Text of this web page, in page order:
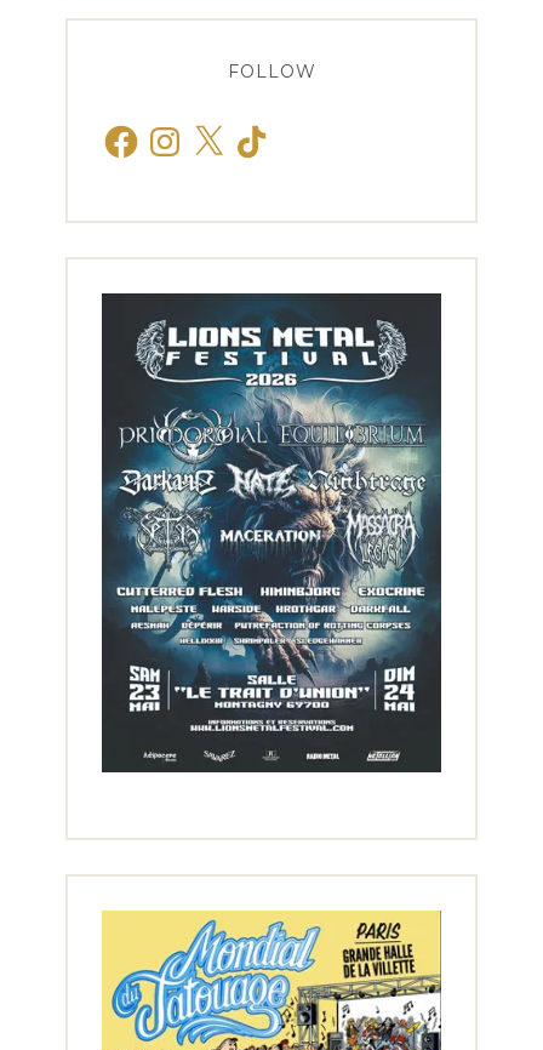
FOLLOW
FacebookInstagram
X TikTok